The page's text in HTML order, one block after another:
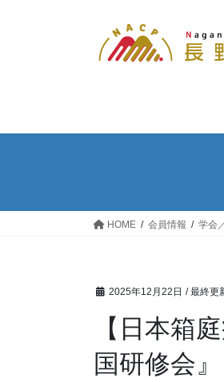
HOME 会員情報 学会
2025年12月22日 / 最終更
【日本箱
国研修会』